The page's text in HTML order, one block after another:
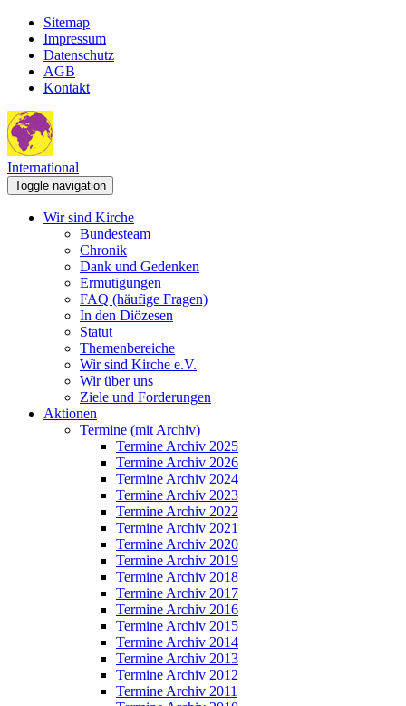
Sitemap
Impressum
Datenschutz
AGB
Kontakt
International
Toggle navigation
Wir sind Kirche
Bundesteam
Chronik
Dank und Gedenken
Ermutigungen
FAQ (häufige Fragen)
In den Diözesen
Statut
Themenbereiche
Wir sind Kirche e.V.
Wir über uns
Ziele und Forderungen
Aktionen
Termine (mit Archiv)
Termine Archiv 2025
Termine Archiv 2026
Termine Archiv 2024
Termine Archiv 2023
Termine Archiv 2022
Termine Archiv 2021
Termine Archiv 2020
Termine Archiv 2019
Termine Archiv 2018
Termine Archiv 2017
Termine Archiv 2016
Termine Archiv 2015
Termine Archiv 2014
Termine Archiv 2013
Termine Archiv 2012
Termine Archiv 2011